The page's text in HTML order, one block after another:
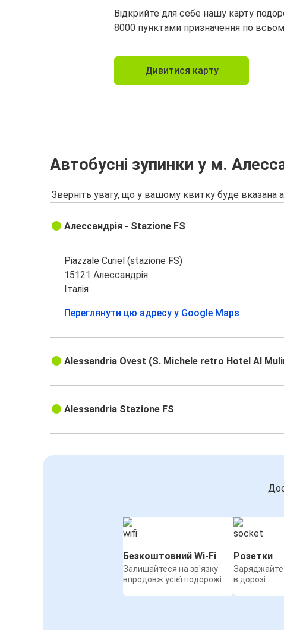
Відкрийте для себе нашу карту
8000 пунктами призначення по
Дивитися карту
Автобусні зупинки у м.
Зверніть увагу, що у вашому квитку буде вказана
Алессандрія - Stazione FS
Piazzale Curiel (stazione FS)
15121 Алессандрія
Італія
Переглянути цю адресу у Google Maps
Alessandria Ovest (S. Michele retro Hotel Al
Alessandria Stazione FS
Безкоштовний Wi-Fi
Залишайтеся на зв'язку
впродовж усієї подорожі
Розетки
Заряджайте
в дорозі